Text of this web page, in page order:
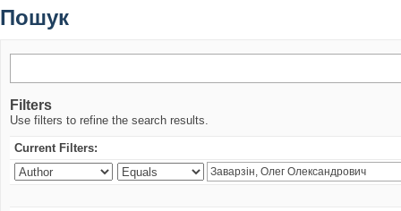
Пошук
Filters
Use filters to refine the search results.
Current Filters: